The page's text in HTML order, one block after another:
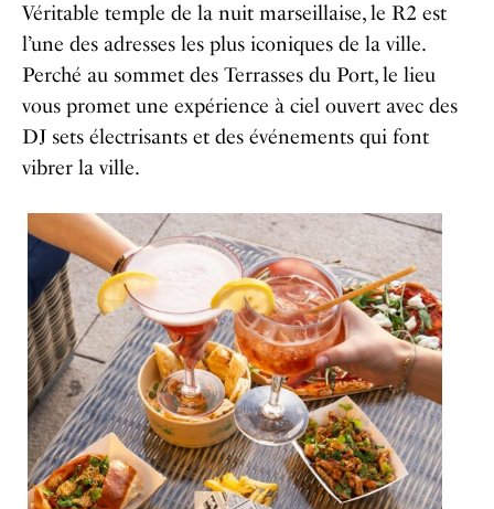
Véritable temple de la nuit marseillaise, le R2 est
l’une des adresses les plus iconiques de la ville.
Perché au sommet des Terrasses du Port, le lieu
vous promet une expérience à ciel ouvert avec des
DJ sets électrisants et des événements qui font
vibrer la ville.